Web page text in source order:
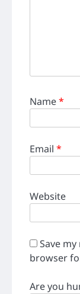
Name*
Email *
Website
Save
browser
Are you